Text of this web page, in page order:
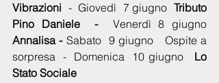
Vibrazioni -  Giovedì  7 giugno Tributo
Pino Daniele  -
Annalisa - Sabato  9 giugno   Ospite a
sorpresa  -  Domenica  10 giugno Lo
Stato Sociale